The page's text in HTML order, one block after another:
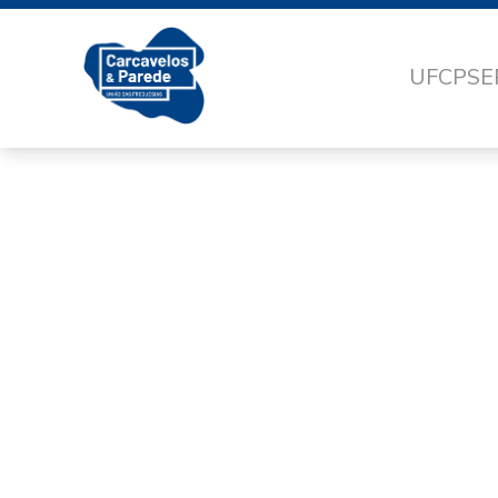
UFCP